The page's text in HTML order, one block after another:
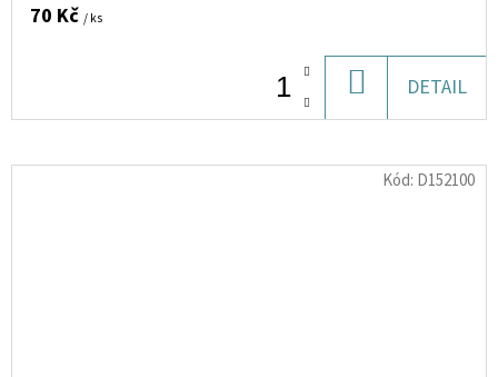
70 Kč / ks
KOŠÍKU
DETAIL
Kód: D152100